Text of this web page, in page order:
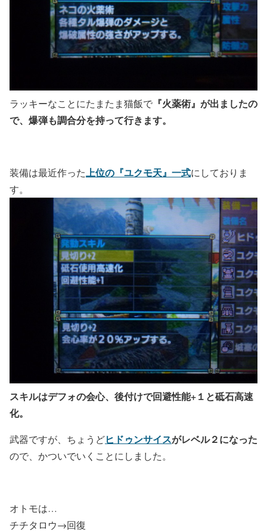
ラッキーなことにたまたま猫飯で 『火薬術』が出ましたの
で、爆弾も調合分を持って行きます。
装備は最近作った上位の『ユクモ天』一式にしておりま
す。
スキルはデフォの会心、後付けで回避性能+１と砥石高速
化。
武器ですが、ちょうどヒドゥンサイスがレベル２になった
ので、かついでいくことにしました。
オトモは…
チチタロウ→回復